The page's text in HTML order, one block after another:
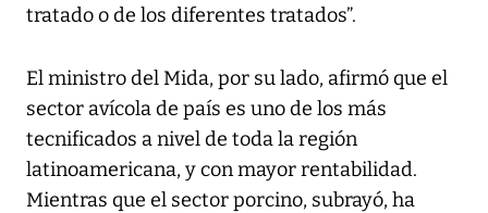
tratado o de los diferentes tratados”.
El ministro del Mida, por su lado, afirmó que el
sector avícola de país es uno de los más
tecnificados a nivel de toda la región
latinoamericana, y con mayor rentabilidad.
Mientras que el sector porcino, subrayó, ha